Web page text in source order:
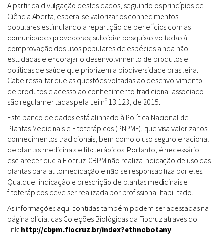
A partir da divulgação destes dados, seguindo os princípios de
Ciência Aberta, espera-se valorizar os conhecimentos
populares estimulando a repartição de benefícios com as
comunidades provedoras; subsidiar pesquisas voltadas à
comprovação dos usos populares de espécies ainda não
estudadas e encorajar o desenvolvimento de produtos e
políticas de saúde que priorizem a biodiversidade brasileira.
Cabe ressaltar que as questões voltadas ao desenvolvimento
de produtos e acesso ao conhecimento tradicional associado
são regulamentadas pela Lei nº 13.123, de 2015.
Este banco de dados está alinhado à Política Nacional de
Plantas Medicinais e Fitoterápicos (PNPMF), que visa valorizar os
conhecimentos tradicionais, bem como o uso seguro e racional
de plantas medicinais e fitoterápicos. Portanto, é necessário
esclarecer que a Fiocruz-CBPM não realiza indicação de uso das
plantas para automedicação e não se responsabiliza por eles.
Qualquer indicação e prescrição de plantas medicinais e
fitoterápicos deve ser realizada por profissional habilitado.
As informações aqui contidas também podem ser acessadas na
página oficial das Coleções Biológicas da Fiocruz através do
link: http://cbpm.fiocruz.br/index?ethnobotany.